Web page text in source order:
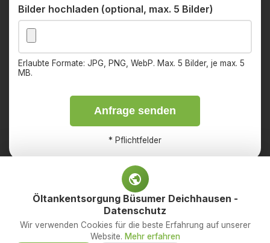
Bilder hochladen (optional, max. 5 Bilder)
Erlaubte Formate: JPG, PNG, WebP. Max. 5 Bilder, je max. 5
MB.
Anfrage senden
* Pflichtfelder
ImpressumDatenschutz
Öltankentsorgung Büsumer Deichhausen -
Datenschutz
Wir verwenden Cookies für die beste Erfahrung auf unserer
Website. Mehr erfahren